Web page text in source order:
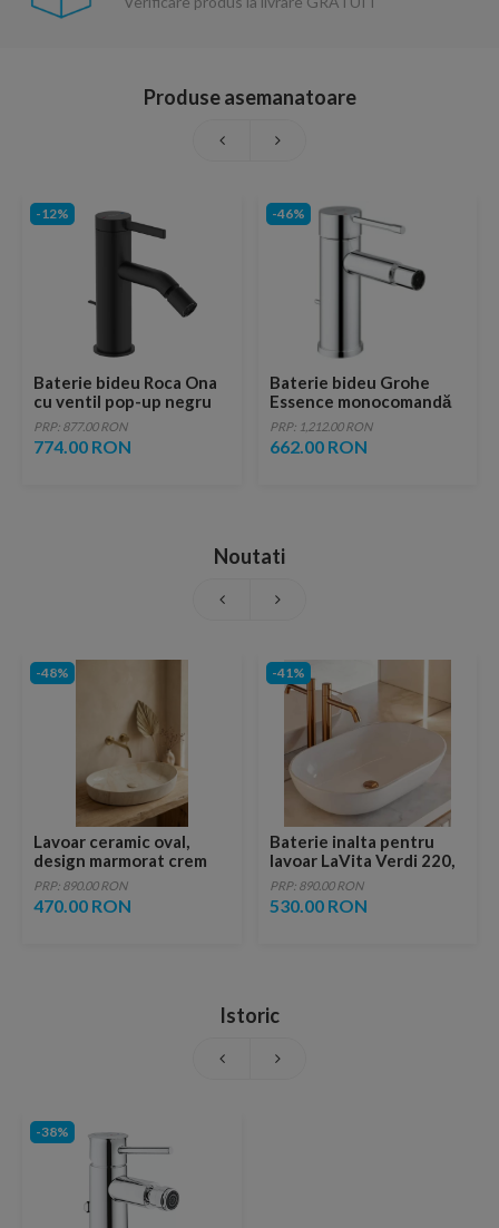
Produse asemanatoare
-12%
Baterie bideu Roca Ona
cu ventil pop-up negru
mat
PRP: 877.00 RON
774.00 RON
-46%
Baterie bideu Grohe
Essence monocomandă
1/2″ Marimea S
PRP: 1,212.00 RON
662.00 RON
Noutati
-48%
Lavoar ceramic oval,
design marmorat crem
lucios cu vene aurii,
ventil inclus
PRP: 890.00 RON
470.00 RON
-41%
Baterie inalta pentru
lavoar LaVita Verdi 220,
fara ventil, brushed
copper
PRP: 890.00 RON
530.00 RON
Istoric
-38%